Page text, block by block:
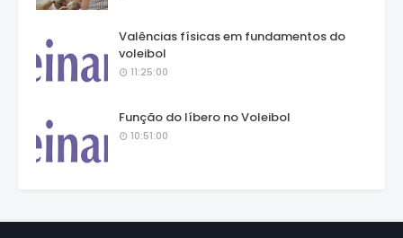
Valências físicas em fundamentos do
voleibol
11:25:00
Função do líbero no Voleibol
10:51:00